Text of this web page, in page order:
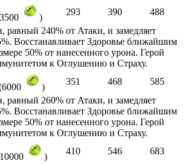
)
293 390
488
равный 240% от Атаки, и замедляет
Восстанавливает Здоровье ближайшим
50% от нанесенного урона. Герой
к Оглушению и Страху.
)
351 468
585
равный 260% от Атаки, и замедляет
Восстанавливает Здоровье ближайшим
50% от нанесенного урона. Герой
к Оглушению и Страху.
)
410 546
683